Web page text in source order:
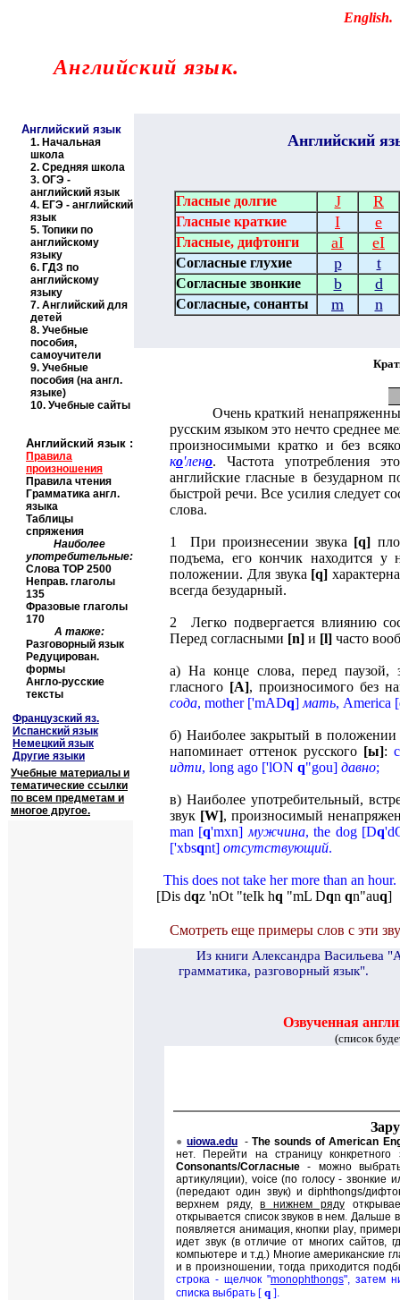
English.
Английский язык.
Английский язык
1. Начальная
школа
2. Средняя школа
3. ОГЭ -
английский язык
4. ЕГЭ - английский
язык
5. Топики по
английскому
языку
6. ГДЗ по
английскому
языку
7. Английский для
детей
8. Учебные
пособия,
самоучители
9. Учебные
пособия (на англ.
языке)
10. Учебные сайты
Английский
Гласные долгие J R
Гласные краткие I e
Гласные, дифтонги aI eI
Согласные глухие p t
Согласные звонкие b d
Согласные, сонанты m n
Очень краткий
русским языком это нечто среднее
произносимыми кратко и без
ко'лено. Частота употребления
английские гласные в безударном
быстрой речи. Все усилия следует
слова.
1 При произнесении звука [q]
подъема, его кончик находится у
положении. Для звука [q]
всегда безударный.
2 Легко подвергается влиянию
Перед согласными [n] и [l] часто
а) На конце слова, перед паузой,
гласного [A], произносимого без
сода, mother['mADq] мать, America [
б) Наиболее закрытый в
напоминает оттенок русского [ы]:
идти, long ago ['lON q"gou] давно;
в) Наиболее употребительный,
звук [W], произносимый
man [q'mxn] мужчина,the dog[Dq'
['xbsqnt] отсутствующий.
This does not take her more than an hour.
[Dis dqz 'nOt "teIk hq "mL Dqn qn"auq]
Смотреть еще примеры слов с эти
Из книги Александра Васильева
грамматика, разговорный язык".
Озвученная
(список
● uiowa.edu -The sounds of American
нет. Перейти на страницу
Consonants/Согласные - можно
артикуляции), voice (по голосу - звонкие
(передают один звук) иdiphthongs/
верхнем ряду,в нижнем ряду
открывается список звуков в нем. Дальше
появляется анимация, кнопкиplay,
идет звук (в отличие от многих сайтов,
компьютере и т.д.) Многие американские
и в произношении, тогда приходится
строка - щелчок "monophthongs", затем
списка выбрать [ q ].
Английский язык :
Правила
произношения
Правила чтения
Грамматика англ.
языка
Таблицы
спряжения
Наиболее
употребительные:
Слова TOP 2500
Неправ. глаголы
135
Фразовые глаголы
170
А также:
Разговорный язык
Редуцирован.
формы
Англо-русские
тексты
Французский яз.
Испанский язык
Немецкий язык
Другие языки
Учебные материалы и
тематические ссылки
по всем предметам и
многое другое.